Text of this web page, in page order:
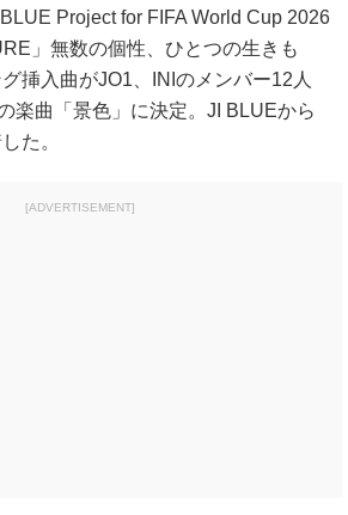
Project for FIFA World Cup 2026
」無数の個性、ひとつの生きも
挿入曲がJO1、INIのメンバー12人
楽曲「景色」に決定。JI BLUEから
た。
[ADVERTISEMENT]